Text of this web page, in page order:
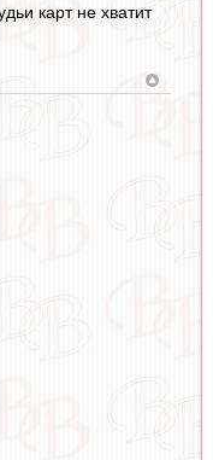
карт не хватит